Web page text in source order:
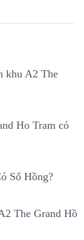
khu A2 The
Ho Tram có
Sổ Hồng?
The Grand Hồ